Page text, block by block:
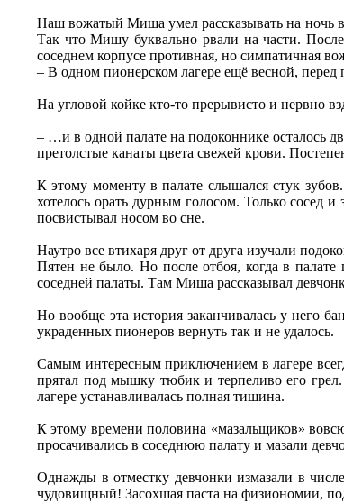
Наш вожатый Миша умел рассказывать на ночь
Так что Мишу буквально рвали на части.
соседнем корпусе противная, но симпатичная
– В одном пионерском лагере ещё весной,
На угловой койке кто-то прерывисто и нервно
– …и в одной палате на подоконнике осталось
претолстые канаты цвета свежей крови.
К этому моменту в палате слышался стук
хотелось орать дурным голосом. Только сосед
посвистывал носом во сне.
Наутро все втихаря друг от друга изучали
Пятен не было. Но после отбоя, когда в палате
соседней палаты. Там Миша рассказывал
Но вообще эта история заканчивалась у него
украденных пионеров вернуть так и не удалось.
Самым интересным приключением в лагере
прятал под мышку тюбик и терпеливо его
лагере устанавливалась полная тишина.
К этому времени половина «мазальщиков»
просачивались в соседнюю палату и мазали
Однажды в отместку девчонки измазали в
чудовищный! Засохшая паста на физиономии,